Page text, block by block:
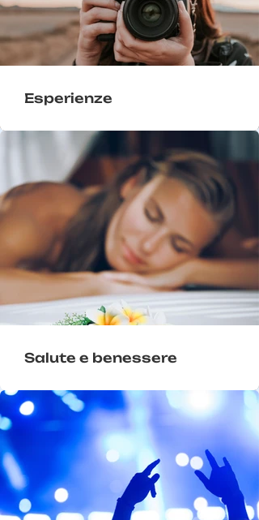
Esperienze
Salute e benessere